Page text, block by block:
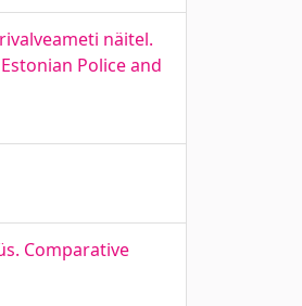
näitel.
Police and
Comparative